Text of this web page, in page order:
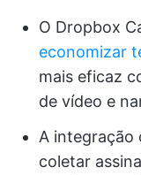
O Dropbox
economizar
mais eficaz
de vídeo e
A integração
coletar